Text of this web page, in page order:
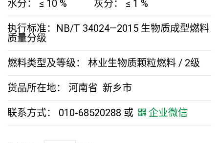
水分： ≤ 10 % 灰分： ≤ 1 %
执行标准：NB/T 34024—2015 生物质成型燃料
质量分级
燃料类型及等级： 林业生物质颗粒燃料 / 2级
货品所在地： 河南省 新乡市
联系方式： 010-68520288 或 企业微信